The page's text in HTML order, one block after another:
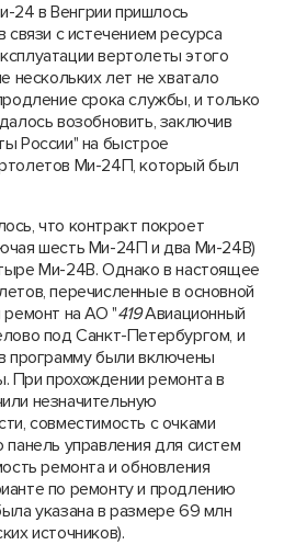
в Венгрии пришлось
связи с истечением ресурса
вертолеты этого
нескольких лет не хватало
срока службы, и только
возобновить, заключив
России" на быстрое
Ми-24П, который был
что контракт покроет
шесть Ми-24П и два Ми-24В)
Ми-24В. Однако в настоящее
перечисленные в основной
ремонт на АО "419Авиационный
под Санкт-Петербургом, и
программу были включены
При прохождении ремонта в
незначительную
совместимость с очками
управления для систем
ремонта и обновления
по ремонту и продлению
указана в размере 69 млн
источников).